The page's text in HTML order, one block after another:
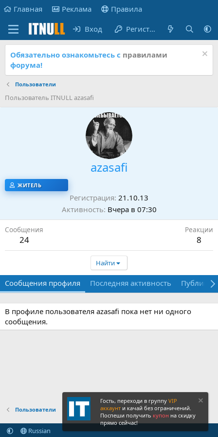
Главная Реклама Правила
Вход Регистрация
Обязательно ознакомьтесь с правилами
форума!
Пользователи
Пользователь ITNULL azasafi
azasafi
ЖИТЕЛЬ
Регистрация 21.10.13
Активность Вчера в 07:30
Сообщения
24
Реакции
8
Найти
Сообщения профиля Последняя активность
В профиле пользователя azasafi пока нет ни одного
сообщения.
Пользователи
Russian
Гость, переходи в группу VIP
аккаунт и качай без ограничений.
Поспеши получить купон на скидку
прямо сейчас!